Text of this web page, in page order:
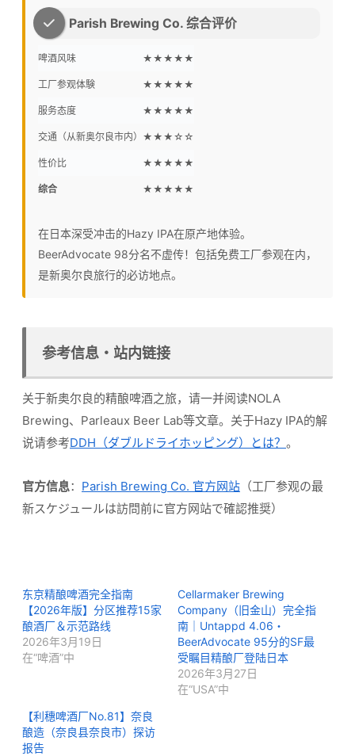
Parish Brewing Co. 综合评价
啤酒风味 ★★★★★
工厂参观体験 ★★★★★
服务态度 ★★★★★
交通（从新奥尔良市内） ★★★☆☆
性价比 ★★★★★
综合 ★★★★★
在日本深受冲击的Hazy IPA在原产地体验。
BeerAdvocate 98分名不虚传！包括免费工厂参观在内，
是新奥尔良旅行的必访地点。
参考信息・站内链接
关于新奥尔良的精酿啤酒之旅，请一并阅读NOLA
Brewing、Parleaux Beer Lab等文章。关于Hazy IPA的解
说请参考DDH（ダブルドライホッピング）とは？ 。
官方信息： Parish Brewing Co. 官方网站 （工厂参观の最
新スケジュールは訪問前に官方网站で確認推奨）
东京精酿啤酒完全指南
【2026年版】分区推荐15家
酿酒厂＆示范路线
2026年3月19日
在“啤酒”中
Cellarmaker Brewing
Company（旧金山）完全指
南｜Untappd 4.06・
BeerAdvocate 95分的SF最
受瞩目精酿厂登陆日本
2026年3月27日
在“USA”中
【利穗啤酒厂No.81】奈良
酿造（奈良县奈良市）探访
报告